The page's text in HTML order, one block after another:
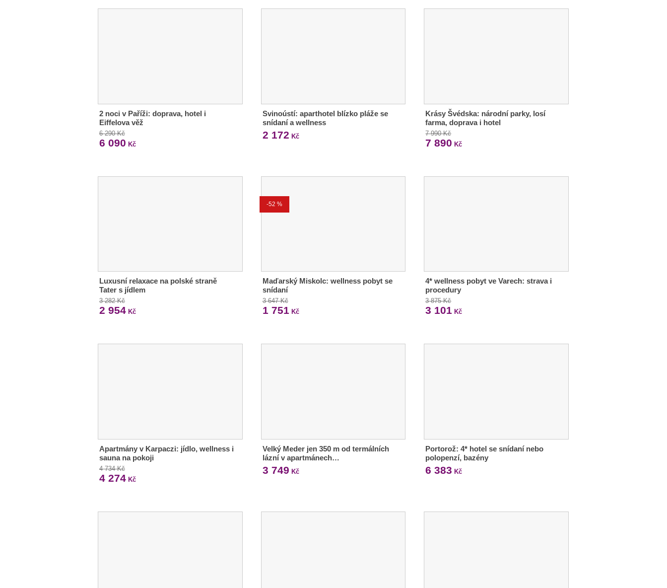
2 noci v Paříži: doprava, hotel i
Eiffelova věž
6 290 Kč
6 090 Kč
Svinoústí: aparthotel blízko pláže se
snídaní a wellness
2 172 Kč
Krásy Švédska: národní parky, losí
farma, doprava i hotel
7 990 Kč
7 890 Kč
Luxusní relaxace na polské straně
Tater s jídlem
3 282 Kč
2 954 Kč
-52 %
Maďarský Miskolc: wellness pobyt se
snídaní
3 647 Kč
1 751 Kč
4* wellness pobyt ve Varech: strava i
procedury
3 875 Kč
3 101 Kč
Apartmány v Karpaczi: jídlo, wellness i
sauna na pokoji
4 734 Kč
4 274 Kč
Velký Meder jen 350 m od termálních
lázní v apartmánech…
3 749 Kč
Portorož: 4* hotel se snídaní nebo
polopenzí, bazény
6 383 Kč